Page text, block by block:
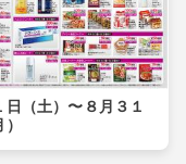
日（土）〜８月３１